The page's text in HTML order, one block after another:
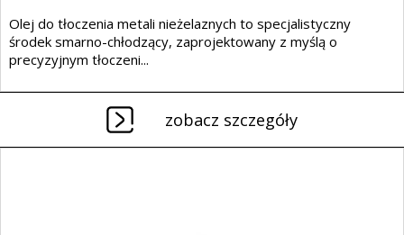
Olej do tłoczenia metali nieżelaznych to specjalistyczny
środek smarno-chłodzący, zaprojektowany z myślą o
precyzyjnym tłoczeni...
zobacz szczegóły